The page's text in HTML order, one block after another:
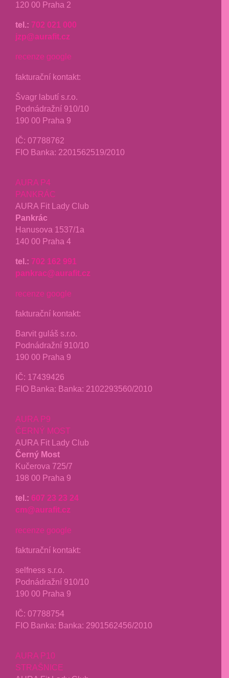
120 00 Praha 2
tel.: 702 021 000
jzp@aurafit.cz
recenze google
fakturační kontakt:
Švagr labutí s.r.o.
Podnádražní 910/10
190 00 Praha 9
IČ: 07788762
FIO Banka: 2201562519/2010
AURA P4
PANKRÁC
AURA Fit Lady Club
Pankrác
Hanusova 1537/1a
140 00 Praha 4
tel.: 702 162 991
pankrac@aurafit.cz
recenze google
fakturační kontakt:
Barvit guláš s.r.o.
Podnádražní 910/10
190 00 Praha 9
IČ: 17439426
FIO Banka: Banka: 2102293560/2010
AURA P9
ČERNÝ MOST
AURA Fit Lady Club
Černý Most
Kučerova 725/7
198 00 Praha 9
tel.: 607 23 23 24
cm@aurafit.cz
recenze google
fakturační kontakt:
selfness s.r.o.
Podnádražní 910/10
190 00 Praha 9
IČ: 07788754
FIO Banka: Banka: 2901562456/2010
AURA P10
STRAŠNICE